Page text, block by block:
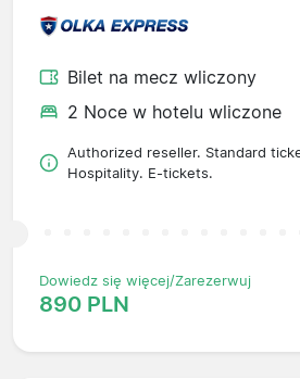
Bilet na mecz wliczony
2 Noce w hotelu wliczone
Authorized reseller. Standard
Hospitality. E-tickets.
Dowiedz się więcej/Zarezerwuj
890 PLN